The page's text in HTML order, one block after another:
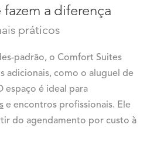
a diferença
práticos
padrão, o Comfort Suites
adicionais, como o aluguel de
espaço é ideal para
e encontros profissionais. Ele
do agendamento por custo à